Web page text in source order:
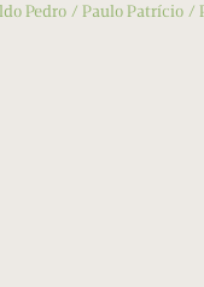
Pedro Paulo Patrício